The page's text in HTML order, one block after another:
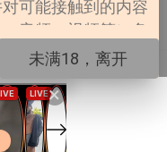
可能接触到的内容
音频、视频等）负
类内容；
产生的一切法律后
未满18，离开
×